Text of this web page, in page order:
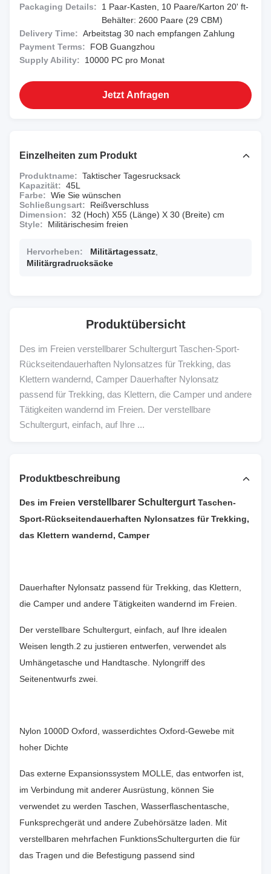
Packaging Details:
1 Paar-Kasten, 10 Paare/Karton 20' ft-
Behälter: 2600 Paare (29 CBM)
Delivery Time: Arbeitstag 30 nach empfangen Zahlung
Payment Terms:
FOB Guangzhou
Supply Ability:
10000 PC pro Monat
Jetzt Anfragen
Einzelheiten zum Produkt
Produktname: Taktischer Tagesrucksack
Kapazität: 45L
Farbe: Wie Sie wünschen
Schließungsart:
Reißverschluss
Dimension: 32 (Hoch) X55 (Länge) X 30 (Breite) cm
Style:
Militärischesim freien
Hervorheben: Militärtagessatz
Militärgradrucksäcke
Produktübersicht
Des im Freien verstellbarer Schultergurt Taschen-Sport-
Rückseitendauerhaften Nylonsatzes für Trekking, das
Klettern wandernd, Camper Dauerhafter Nylonsatz
passend für Trekking, das Klettern, die Camper und andere
Tätigkeiten wandernd im Freien. Der verstellbare
Schultergurt, einfach, auf Ihre ...
Produktbeschreibung
Des im Freien verstellbarer Schultergurt Taschen-
Sport-Rückseitendauerhaften Nylonsatzes für Trekking,
das Klettern wandernd, Camper
Dauerhafter Nylonsatz passend für Trekking, das Klettern,
die Camper und andere Tätigkeiten wandernd im Freien.
Der verstellbare Schultergurt, einfach, auf Ihre idealen
Weisen length.2 zu justieren entwerfen, verwendet als
Umhängetasche und Handtasche. Nylongriff des
Seitenentwurfs zwei.
Nylon 1000D Oxford, wasserdichtes Oxford-Gewebe mit
hoher Dichte
Das externe Expansionssystem MOLLE, das entworfen ist,
im Verbindung mit anderer Ausrüstung, können Sie
verwendet zu werden Taschen, Wasserflaschentasche,
Funksprechgerät und andere Zubehörsätze laden. Mit
verstellbaren mehrfachen FunktionsSchultergurten die für
das Tragen und die Befestigung passend sind